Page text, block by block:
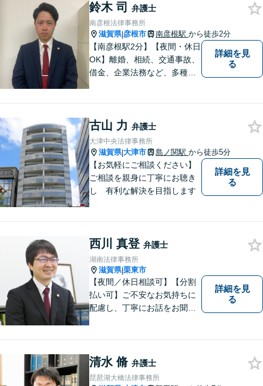
お話をお聞かせください。
【無料駐車場あり】
鈴木 司 弁護士
南彦根法律事務所
滋賀県|彦根市 南彦根駅 から徒歩2分
【南彦根駅2分】【夜間・休日
OK】離婚、相続、交通事故、
借金、企業法務など、多種多
をモットーに、皆様それぞれ
に合った解決を図ってまいり
ます。お気軽にご相談くださ
い。
詳細を見
る
古山 力 弁護士
大津中央法律事務所
滋賀県|大津市 島ノ関駅 から徒歩5分
【お気軽にご相談ください】
ご相談を親身に丁寧にお聴き
し 有利な解決を目指します
詳細を見
る
西川 真登 弁護士
湖南法律事務所
滋賀県|栗東市
【夜間／休日相談可】【分割
払い可】ご不安なお気持ちに
配慮し、丁寧にお話をお聞き
詳細を見
る
清水 脩 弁護士
琵琶湖大橋法律事務所